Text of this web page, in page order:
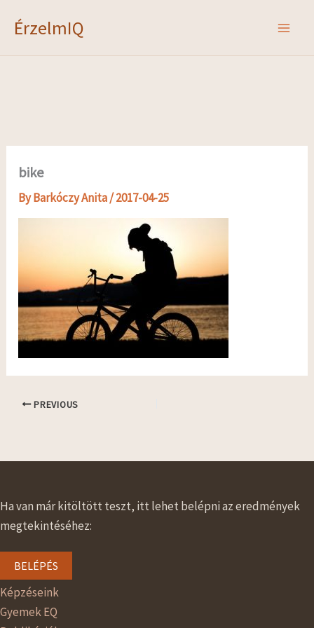
ÉrzelmIQ
bike
ByBarkóczy Anita/2017-04-25
PREVIOUS
Ha van már kitöltött teszt, itt lehet belépni az eredmények
megtekintéséhez:
BELÉPÉS
Képzéseink
Gyemek EQ